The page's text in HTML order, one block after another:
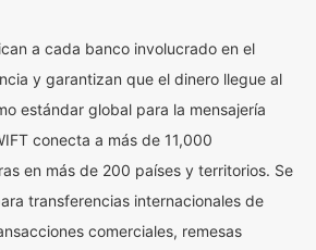
a cada banco involucrado en el
y garantizan que el dinero llegue al
estándar global para la mensajería
conecta a más de 11,000
en más de 200 países y territorios. Se
transferencias internacionales de
comerciales, remesas